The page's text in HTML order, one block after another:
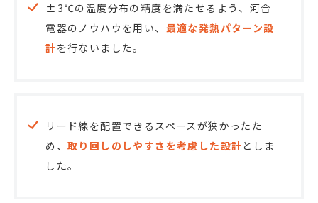
±3℃の温度分布の精度を満たせるよう、河合
電器のノウハウを用い、 最適な発熱パターン設
計を行ないました。
リード線を配置できるスペースが狭かったた
め、 取り回しのしやすさを考慮した設計としま
した。